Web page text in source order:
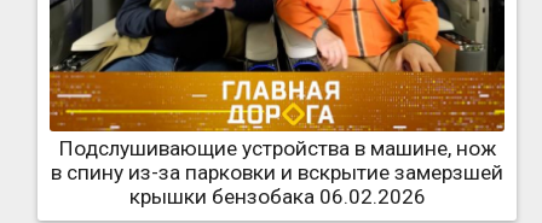
Подслушивающие устройства в машине, нож
в спину из-за парковки и вскрытие замерзшей
крышки бензобака 06.02.2026